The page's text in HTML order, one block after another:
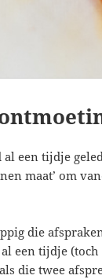
een tijdje
maat’ om
die
een tijdje
die twee